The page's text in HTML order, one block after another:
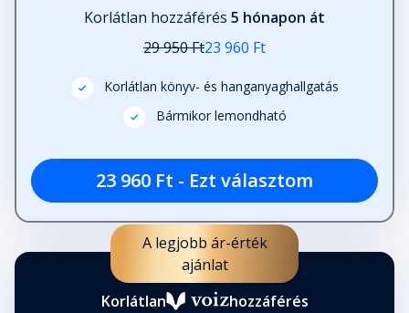
Fejezet hossza: 00:13:11
32. fejezet
33. fejezet
34. fejezet
Fejezet hossza: 00:05:54
Korlátlan hozzáférés 5 hónapon át
29 950 Ft23 960 Ft
Korlátlan könyv- és hanganyaghallgatás
Bármikor lemondható
23 960 Ft - Ezt választom
A legjobb ár-érték
ajánlat
Korlátlan
hozzáférés